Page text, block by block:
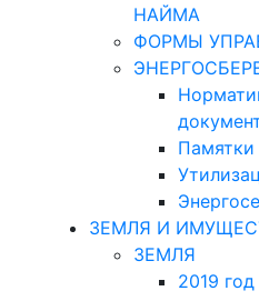
НАЙМА
ФОРМЫ
Памятки
ЗЕМЛЯ И
ЗЕМЛЯ
2019 год